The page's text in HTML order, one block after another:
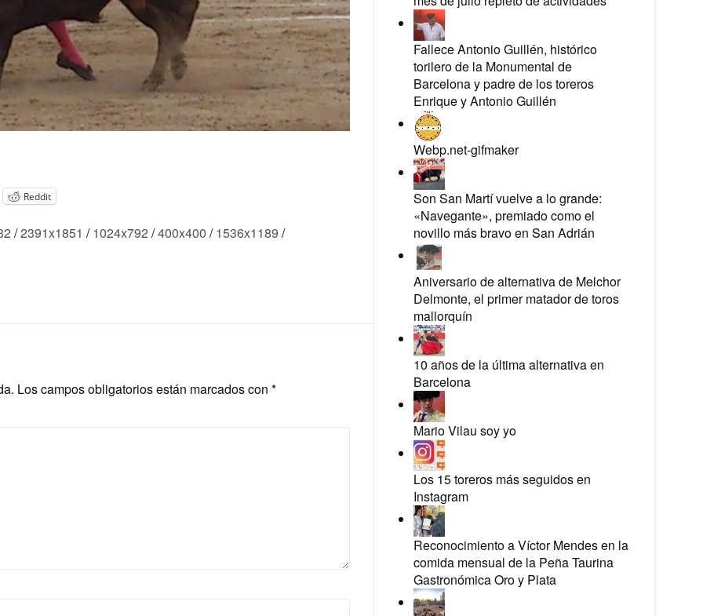
Reddit
/2391x1851 /1024x792 /400x400 /1536x1189 /
Los campos obligatorios están marcados con *
Fallece Antonio Guillén, histórico
torilero de la Monumental de
Barcelona y padre de los toreros
Enrique y Antonio Guillén
Webp.net-gifmaker
Son San Martí vuelve a lo grande:
«Navegante», premiado como el
novillo más bravo en San Adrián
Aniversario de alternativa de Melchor
Delmonte, el primer matador de toros
mallorquín
10 años de la última alternativa en
Barcelona
Mario Vilau soy yo
Los 15 toreros más seguidos en
Instagram
Reconocimiento a Víctor Mendes en la
comida mensual de la Peña Taurina
Gastronómica Oro y Plata